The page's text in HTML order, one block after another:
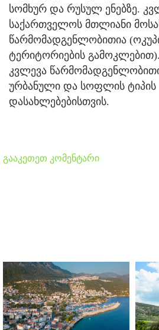
სომხურ და რუსულ ენებზე.
საქართველოს მთლიანი
წარმომადგენლობითია
ტერიტორიების
კვლევა
ურბანული და სოფლის ტიპის
დასახლებებისთვის.
გააკეთეთ კომენტარი